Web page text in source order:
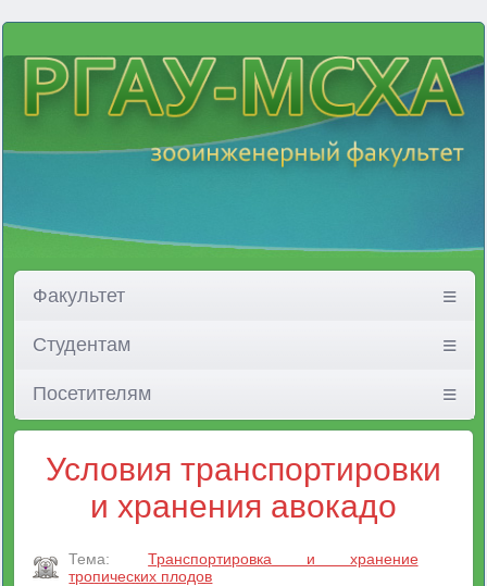
Факультет
Студентам
Посетителям
Условия транспортировки
и хранения авокадо
Тема:
Транспортировка и хранение
тропических плодов